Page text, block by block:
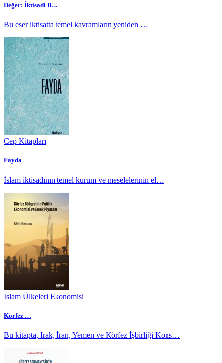
Değer: İktisadi B…
Bu eser iktisatta temel kavramların yeniden …
Cep Kitapları
Fayda
İslam iktisadının temel kurum ve meselelerinin el…
İslam Ülkeleri Ekonomisi
Körfez …
Bu kitapta, Irak, İran, Yemen ve Körfez İşbirliği Kons…